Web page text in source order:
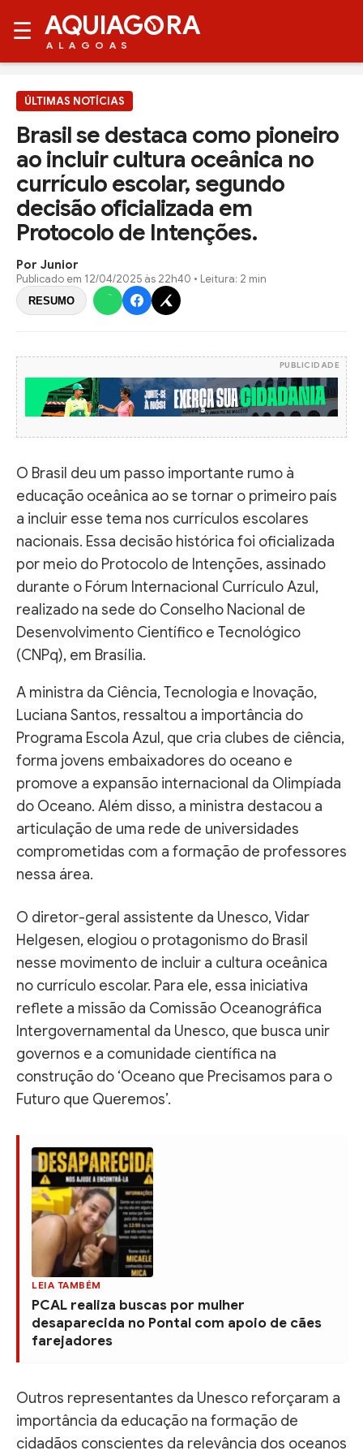
☰ AQUIAG RA
ALAGOAS
ÚLTIMAS NOTÍCIAS
Brasil se destaca como pioneiro
ao incluir cultura oceânica no
currículo escolar, segundo
decisão oficializada em
Protocolo de Intenções.
Por Junior
Publicado em 12/04/2025 às 22h40 • Leitura: 2 min
RESUMO
PUBLICIDADE
O Brasil deu um passo importante rumo à
educação oceânica ao se tornar o primeiro país
a incluir esse tema nos currículos escolares
nacionais. Essa decisão histórica foi oficializada
por meio do Protocolo de Intenções, assinado
durante o Fórum Internacional Currículo Azul,
realizado na sede do Conselho Nacional de
Desenvolvimento Científico e Tecnológico
(CNPq), em Brasília.
A ministra da Ciência, Tecnologia e Inovação,
Luciana Santos, ressaltou a importância do
Programa Escola Azul, que cria clubes de ciência,
forma jovens embaixadores do oceano e
promove a expansão internacional da Olimpíada
do Oceano. Além disso, a ministra destacou a
articulação de uma rede de universidades
comprometidas com a formação de professores
nessa área.
O diretor-geral assistente da Unesco, Vidar
Helgesen, elogiou o protagonismo do Brasil
nesse movimento de incluir a cultura oceânica
no currículo escolar. Para ele, essa iniciativa
reflete a missão da Comissão Oceanográfica
Intergovernamental da Unesco, que busca unir
governos e a comunidade científica na
construção do ‘Oceano que Precisamos para o
Futuro que Queremos’.
LEIA TAMBÉM
PCAL realiza buscas por mulher
desaparecida no Pontal com apoio de cães
farejadores
Outros representantes da Unesco reforçaram a
importância da educação na formação de
cidadãos conscientes da relevância dos oceanos